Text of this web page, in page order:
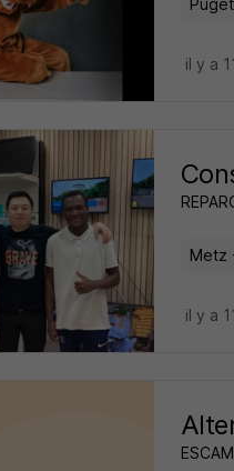
il y a
Metz
il y a